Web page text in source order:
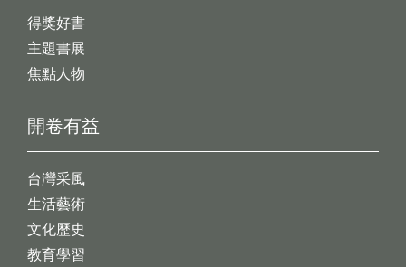
開卷有益
台灣采風
生活藝術
文化歷史
教育學習
得獎好書
主題書展
焦點人物